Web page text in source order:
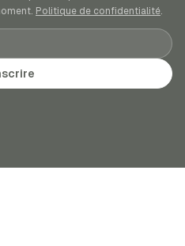
Politique de confidentialité.